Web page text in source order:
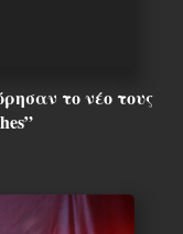
το νέο τους